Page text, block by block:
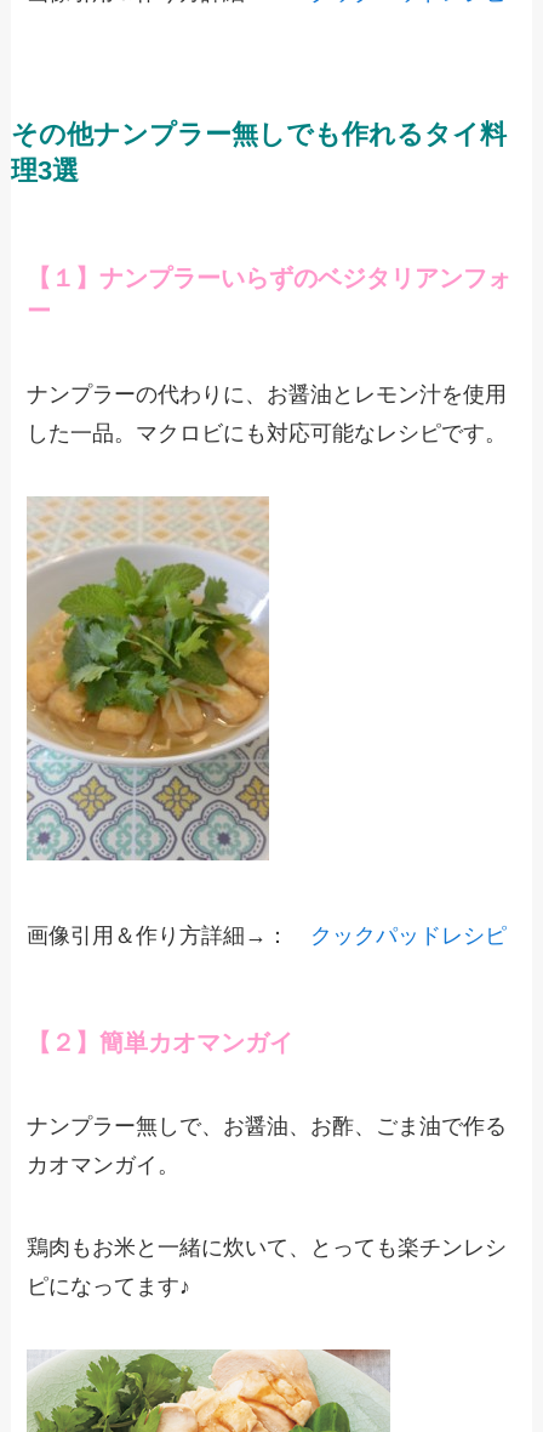
その他ナンプラー無しでも作れるタイ料
理3選
【１】ナンプラーいらずのベジタリアンフォ
ー
ナンプラーの代わりに、お醤油とレモン汁を使用
した一品。マクロビにも対応可能なレシピです。
画像引用＆作り方詳細→： クックパッドレシピ
【２】簡単カオマンガイ
ナンプラー無しで、お醤油、お酢、ごま油で作る
カオマンガイ。
鶏肉もお米と一緒に炊いて、とっても楽チンレシ
ピになってます♪